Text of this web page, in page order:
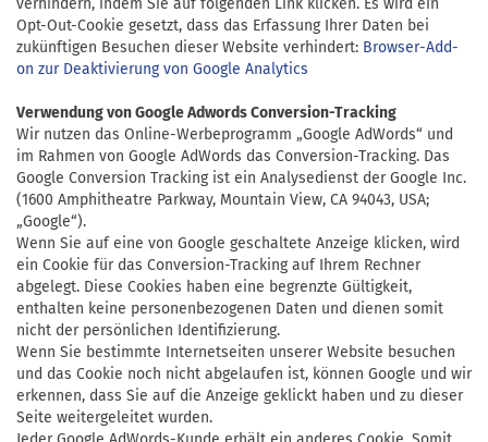
verhindern, indem Sie auf folgenden Link klicken. Es wird ein
Opt-Out-Cookie gesetzt, dass das Erfassung Ihrer Daten bei
zukünftigen Besuchen dieser Website verhindert: Browser-Add-
on zur Deaktivierung von Google Analytics
Verwendung von Google Adwords Conversion-Tracking
Wir nutzen das Online-Werbeprogramm „Google AdWords“ und
im Rahmen von Google AdWords das Conversion-Tracking. Das
Google Conversion Tracking ist ein Analysedienst derGoogle Inc.
(1600 Amphitheatre Parkway, Mountain View, CA 94043, USA;
„Google“).
Wenn Sie auf eine von Google geschaltete Anzeige klicken, wird
ein Cookie für das Conversion-Tracking auf Ihrem Rechner
abgelegt. Diese Cookies haben eine begrenzte Gültigkeit,
enthalten keine personenbezogenen Daten und dienen somit
nicht der persönlichen Identifizierung.
Wenn Sie bestimmte Internetseiten unserer Website besuchen
und das Cookie noch nicht abgelaufen ist, können Google und wir
erkennen, dass Sie auf die Anzeige geklickt haben und zu dieser
Seite weitergeleitet wurden.